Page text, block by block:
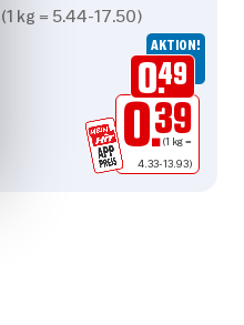
(1 kg = 5.44-17.50)
AKTION!
0.49
0.39
(1 kg =
4.33-13.93)